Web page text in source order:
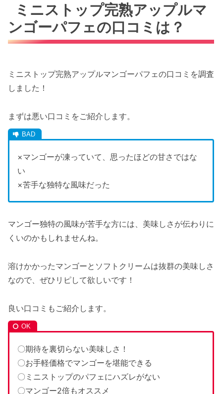
ミニストップ完熟アップルマ
ンゴーパフェの口コミは？
ミニストップ完熟アップルマンゴーパフェの口コミを調査
しました！
まずは悪い口コミをご紹介します。
×マンゴーが凍っていて、思ったほどの甘さではな
い
×苦手な独特な風味だった
マンゴー独特の風味が苦手な方には、美味しさが伝わりに
くいのかもしれませんね。
溶けかかったマンゴーとソフトクリームは抜群の美味しさ
なので、ぜひリピして欲しいです！
良い口コミもご紹介します。
〇期待を裏切らない美味しさ！
〇お手軽価格でマンゴーを堪能できる
〇ミニストップのパフェにハズレがない
〇マンゴー2倍もオススメ